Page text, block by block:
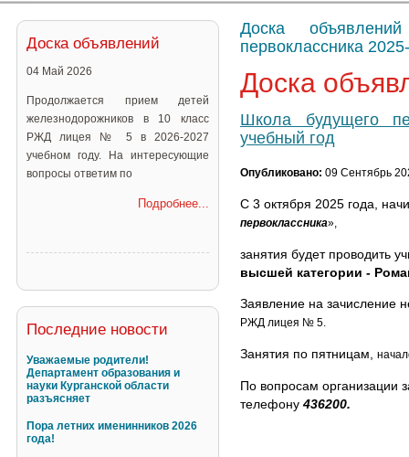
Доска объявлений
04 Май 2026
Продолжается прием детей
железнодорожников в 10 класс
РЖД лицея № 5 в 2026-2027
учебном году. На интересующие
вопросы ответим по
Подробнее...
Последние новости
Уважаемые родители!
Департамент образования и
науки Курганской области
разъясняет
Пора летних именинников 2026
года!
Доска объявлений
первоклассника
Доска
Школа будущего
учебный год
Опубликовано: 09 Сентябрь
С 3 октября 2025 года,
первоклассника»,
занятия будет проводить
высшей категории -
Заявление на зачисление
РЖД лицея № 5.
Занятия по пятницам,
По вопросам организации
телефону 436200.